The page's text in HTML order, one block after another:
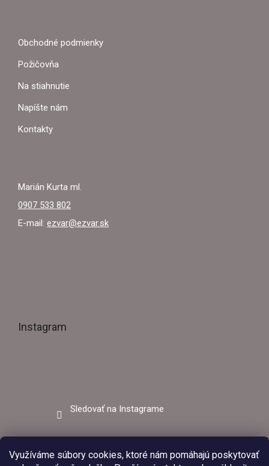
Využíváme súbory cookies, ktoré nám pomáhajú poskytovať
Obchodné podmienky
Požičovňa
Na stiahnutie
Napíšte nám
Kontakty
Marián Kurta ml.
0907 533 802
E-mail: ezvar@ezvar.sk
Instagram
Sledovať na Instagrame